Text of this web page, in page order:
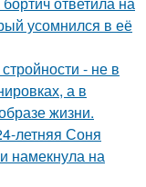
усомнился в её
- не в
а в
жизни.
летняя Соня
намекнула на